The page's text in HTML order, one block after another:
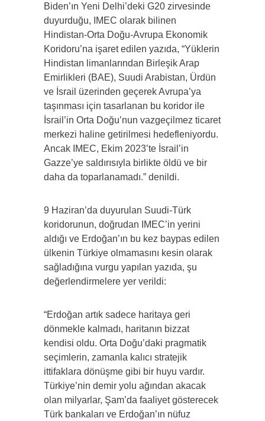
Biden’ın Yeni Delhi’deki G20 zirvesinde
duyurduğu, IMEC olarak bilinen
Hindistan-Orta Doğu-Avrupa Ekonomik
Koridoru’na işaret edilen yazıda, “Yüklerin
Hindistan limanlarından Birleşik Arap
Emirlikleri (BAE), Suudi Arabistan, Ürdün
ve İsrail üzerinden geçerek Avrupa’ya
taşınması için tasarlanan bu koridor ile
İsrail’in Orta Doğu’nun vazgeçilmez ticaret
merkezi haline getirilmesi hedefleniyordu.
Ancak IMEC, Ekim 2023’te İsrail’in
Gazze’ye saldırısıyla birlikte öldü ve bir
daha da toparlanamadı.” denildi.
9 Haziran’da duyurulan Suudi-Türk
koridorunun, doğrudan IMEC’in yerini
aldığı ve Erdoğan’ın bu kez baypas edilen
ülkenin Türkiye olmamasını kesin olarak
sağladığına vurgu yapılan yazıda, şu
değerlendirmelere yer verildi:
“Erdoğan artık sadece haritaya geri
dönmekle kalmadı, haritanın bizzat
kendisi oldu. Orta Doğu’daki pragmatik
seçimlerin, zamanla kalıcı stratejik
ittifaklara dönüşme gibi bir huyu vardır.
Türkiye’nin demir yolu ağından akacak
olan milyarlar, Şam’da faaliyet gösterecek
Türk bankaları ve Erdoğan’ın nüfuz